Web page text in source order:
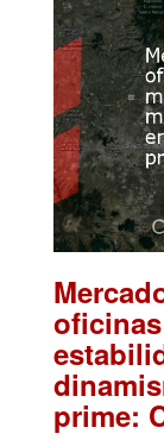
prime: